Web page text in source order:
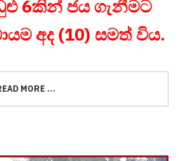
6කින් ජය ගැනීමට
අද (10) සමත් විය.
MORE ...